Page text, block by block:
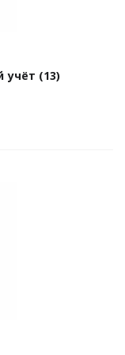
учёт (13)